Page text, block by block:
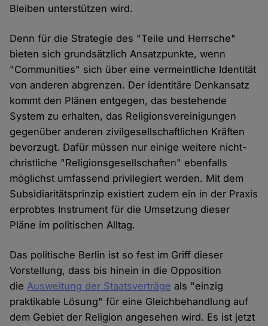
Bleiben unterstützen wird.
Denn für die Strategie des "Teile und Herrsche"
bieten sich grundsätzlich Ansatzpunkte, wenn
"Communities" sich über eine vermeintliche Identität
von anderen abgrenzen. Der identitäre Denkansatz
kommt den Plänen entgegen, das bestehende
System zu erhalten, das Religionsvereinigungen
gegenüber anderen zivilgesellschaftlichen Kräften
bevorzugt. Dafür müssen nur einige weitere nicht-
christliche "Religionsgesellschaften" ebenfalls
möglichst umfassend privilegiert werden. Mit dem
Subsidiaritätsprinzip existiert zudem ein in der Praxis
erprobtes Instrument für die Umsetzung dieser
Pläne im politischen Alltag.
Das politische Berlin ist so fest im Griff dieser
Vorstellung, dass bis hinein in die Opposition
dieAusweitung der Staatsverträge als "einzig
praktikable Lösung" für eine Gleichbehandlung auf
dem Gebiet der Religion angesehen wird. Es ist jetzt